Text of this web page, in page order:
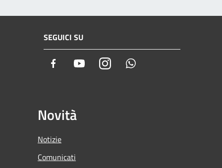
SEGUICI SU
Facebook YoutubeInstagram
Novità
Notizie
Comunicati